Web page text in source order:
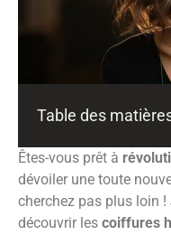
Table des
Êtes-vous prêt à
dévoiler une toute
cherchez pas plus loin
découvrir les coiffures